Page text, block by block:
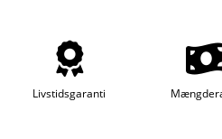
Livstidsgaranti